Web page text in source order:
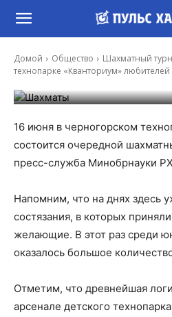
Домой Общество
Шахматный
технопарке «Кванториум»
прокачать свои знания
16 июня в черногорском
состоится очередной
пресс-служба Минобрнауки
Напомним, что на днях здесь
состязания, в которых
желающие. В этот раз среди
оказалось большое
Отметим, что древнейшая
арсенале детского